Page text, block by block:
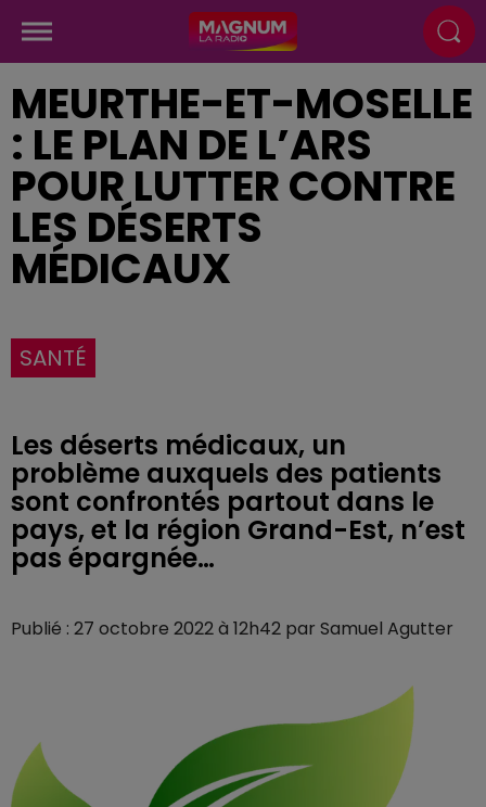
MEURTHE-ET-MOSELLE
: LE PLAN DE L’ARS
POUR LUTTER CONTRE
LES DÉSERTS
MÉDICAUX
SANTÉ
Les déserts médicaux, un
problème auxquels des patients
sont confrontés partout dans le
pays, et la région Grand-Est, n’est
pas épargnée…
Publié : 27 octobre 2022 à 12h42 par Samuel Agutter